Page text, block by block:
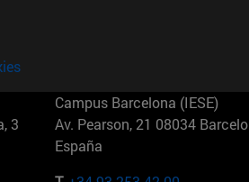
3
Campus Barcelona (IESE)
Av. Pearson, 21 08034
España